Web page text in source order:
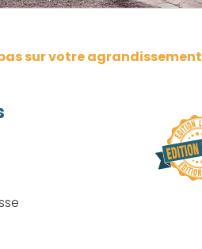
sur votre agrandissement